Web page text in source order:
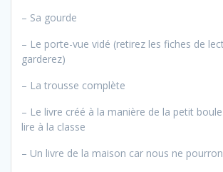
– Sa gourde
– Le porte-vue vidé (retirez les fiches de
garderez)
– La trousse complète
– Le livre créé à la manière de la petit
lire à la classe
– Un livre de la maison car nous ne